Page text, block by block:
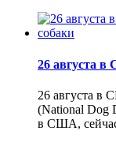
26 августа
26 августа в
(National Dog
в США,